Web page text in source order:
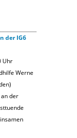
der IG6
Uhr
Werne
der